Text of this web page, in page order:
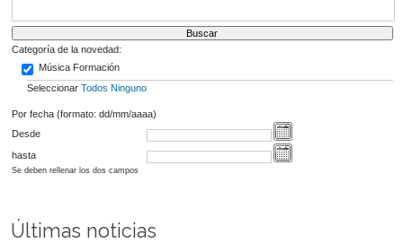
Categoría de la novedad:
Música Formación
Seleccionar Todos Ninguno
Por fecha (formato: dd/mm/aaaa)
Desde
hasta
Se deben rellenar los dos campos
Últimas noticias